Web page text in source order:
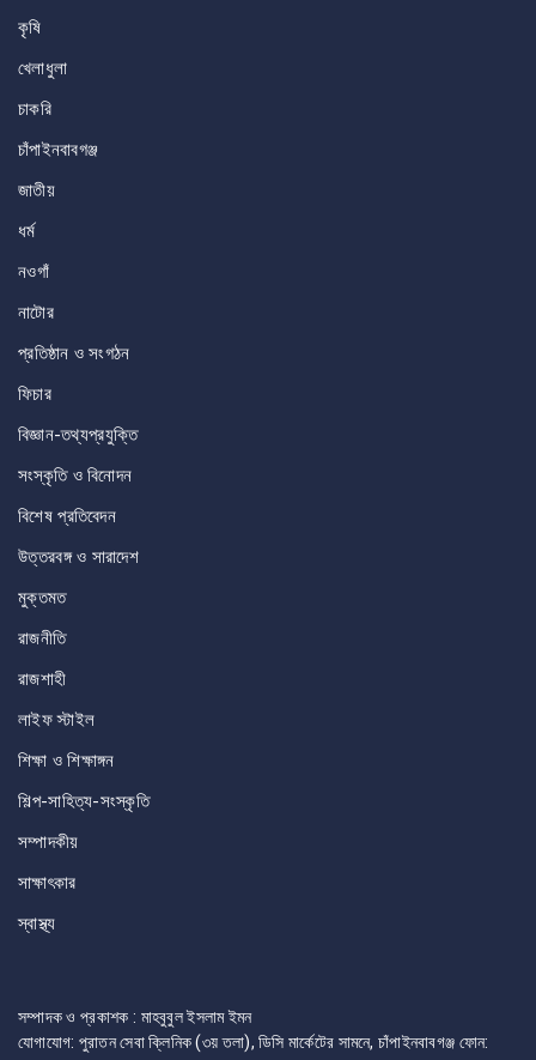
কৃষি
খেলাধুলা
চাকরি
চাঁপাইনবাবগঞ্জ
জাতীয়
ধর্ম
নওগাঁ
নাটোর
প্রতিষ্ঠান ও সংগঠন
ফিচার
বিজ্ঞান-তথ্যপ্রযুক্তি
সংস্কৃতি ও বিনোদন
বিশেষ প্রতিবেদন
উত্তরবঙ্গ ও সারাদেশ
মুক্তমত
রাজনীতি
রাজশাহী
লাইফ স্টাইল
শিক্ষা ও শিক্ষাঙ্গন
শিল্প-সাহিত্য-সংস্কৃতি
সম্পাদকীয়
সাক্ষাৎকার
স্বাস্থ্য
সম্পাদক ও প্রকাশক : মাহবুবুল ইসলাম ইমন
যোগাযোগ: পুরাতন সেবা ক্লিনিক (৩য় তলা), ডিসি মার্কেটের সামনে, চাঁপাইনবাবগঞ্জ ফোন: